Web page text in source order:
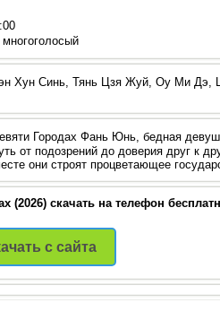
Хун Синь, Тянь Цзя Жуй, Оу Ми Дэ,
Городах Фань Юнь, бедная
от подозрений до доверия друг к
они строят процветающее
(2026) скачать на телефон
с сайта